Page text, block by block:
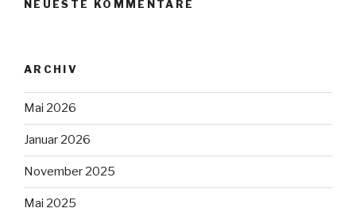
NEUESTE KOMMENTARE
ARCHIV
Mai 2026
Januar 2026
November 2025
Mai 2025